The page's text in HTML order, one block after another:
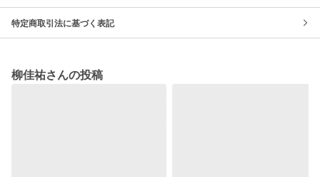
特定商取引法に基づく表記
柳佳祐さんの投稿